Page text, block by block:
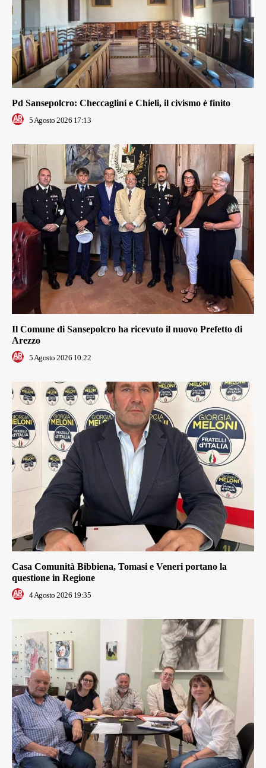
Pd Sansepolcro: Checcaglini e Chieli, il civismo è finito
5 Agosto 2026 17:13
Il Comune di Sansepolcro ha ricevuto il nuovo Prefetto di
Arezzo
5 Agosto 2026 10:22
Casa Comunità Bibbiena, Tomasi e Veneri portano la
questione in Regione
4 Agosto 2026 19:35